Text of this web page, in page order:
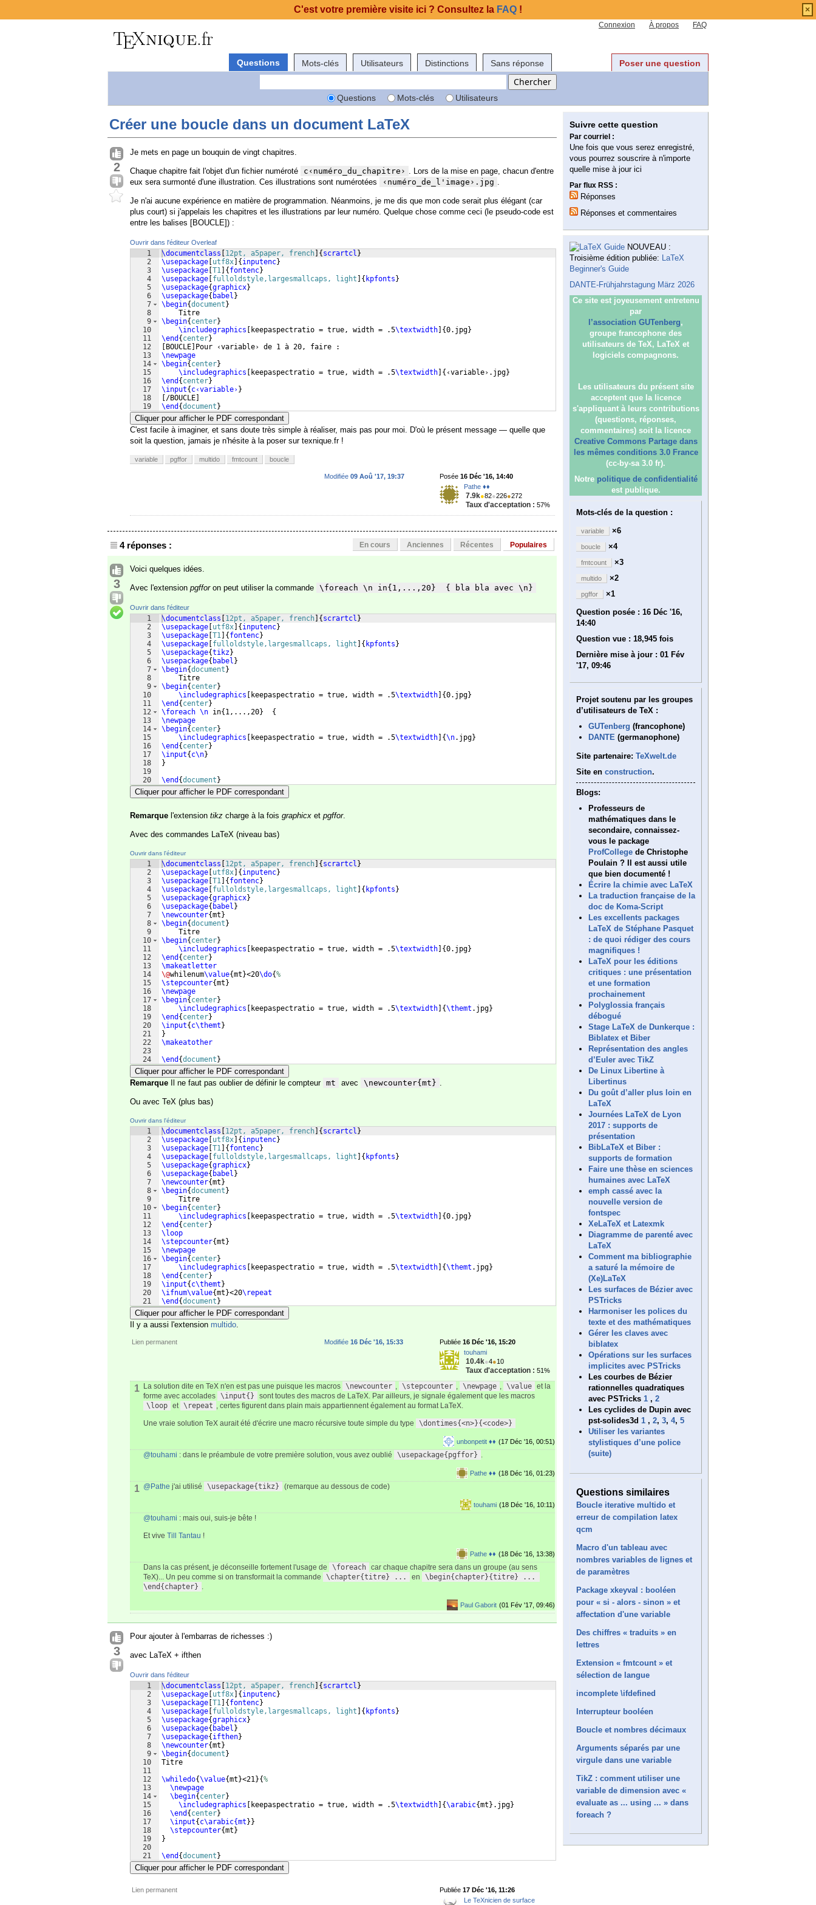
Connexion À propos FAQ
Questions Mots-clés Utilisateurs Distinctions Sans réponse Poser une question
Questions Mots-clés Utilisateurs
Créer une boucle dans un document LaTeX
2
Je mets en page un bouquin de vingt chapitres.
Chaque chapitre fait l'objet d'un fichier numéroté c‹numéro_du_chapitre› . Lors de la mise en page, chacun d'entre
eux sera surmonté d'une illustration. Ces illustrations sont numérotées
‹numéro_de_l'image›.jpg .
Je n'ai aucune expérience en matière de programmation. Néanmoins, je me dis que mon code serait plus élégant (car
plus court) si j'appelais les chapitres et les illustrations par leur numéro. Quelque chose comme ceci (le pseudo-code est
entre les balises [BOUCLE]) :
Ouvrir dans l'éditeur Overleaf
1
2
3
4
5
6
7
8
9
10
11
12
13
14
15
16
17
18
19
\documentclass 12pt, a5paper, french { scrartcl }
\usepackage utf8x { inputenc}
\usepackage T1 { fontenc}
\usepackage fulloldstyle,largesmallcaps, light { kpfonts }
\usepackage{graphicx}
\usepackage{ babel }
\begin{document }
    Titre
\begin{ center}
\includegraphics
keepaspectratio = true, width = .5\textwidth {0.jpg}
\end { center}
BOUCLE
Pour ‹variable› de 1 à 20, faire :
\newpage
\begin{ center}
\includegraphics
keepaspectratio = true, width = .5\textwidth { ‹variable›.jpg}
\end { center}
\input{ c‹variable› }
/BOUCLE
\end {document }
Cliquer pour afficher le PDF correspondant
C'est facile à imaginer, et sans doute très simple à réaliser, mais pas pour moi. D'où le présent message — quelle que
soit la question, jamais je n'hésite à la poser sur texnique.fr !
variable pgffor multido fmtcount boucle
Posée 16 Déc '16, 14:40
Pathe ♦♦
7.9k●82●226●272
Taux d'acceptation : 57%
Modifiée 09 Aoû '17, 19:37
4 réponses : En cours Anciennes Récentes Populaires
3
Voici quelques idées.
Avec l'extension pgfforon peut utiliser la commande \foreach \n in{1,...,20}  { bla bla avec \n}
Ouvrir dans l'éditeur
1
2
3
4
5
6
7
8
9
10
11
12
13
14
15
16
17
18
19
20
\documentclass 12pt, a5paper, french { scrartcl }
\usepackage utf8x { inputenc}
\usepackage T1 { fontenc}
\usepackage fulloldstyle,largesmallcaps, light { kpfonts }
\usepackage{tikz}
\usepackage{ babel }
\begin{document }
    Titre
\begin{ center}
\includegraphics
keepaspectratio = true, width = .5\textwidth {0.jpg}
\end { center}
\foreach \n in{ 1,...,20}
{
\newpage
\begin{ center}
\includegraphics
keepaspectratio = true, width = .5\textwidth {\n.jpg}
\end { center}
\input{ c\n}
}
\end {document }
Cliquer pour afficher le PDF correspondant
Remarque l'extension tikz charge à la fois graphicx et pgffor.
Avec des commandes LaTeX (niveau bas)
Ouvrir dans l'éditeur
1
2
3
4
5
6
7
8
9
10
11
12
13
14
15
16
17
18
19
20
21
22
23
24
\documentclass 12pt, a5paper, french { scrartcl }
\usepackage utf8x { inputenc}
\usepackage T1 { fontenc}
\usepackage fulloldstyle,largesmallcaps, light { kpfonts }
\usepackage{graphicx}
\usepackage{ babel }
\newcounter{mt }
\begin{document }
    Titre
\begin{ center}
\includegraphics
keepaspectratio = true, width = .5\textwidth {0.jpg}
\end { center}
\makeatletter
\@whilenum\value{mt }<20\do{%
\stepcounter{mt }
\newpage
\begin{ center}
\includegraphics
keepaspectratio = true, width = .5\textwidth {\themt .jpg}
\end { center}
\input{ c\themt }
}
\makeatother
\end {document }
Cliquer pour afficher le PDF correspondant
Remarque Il ne faut pas oublier de définir le compteur mt avec \newcounter{mt} .
Ou avec TeX (plus bas)
Ouvrir dans l'éditeur
1
2
3
4
5
6
7
8
9
10
11
12
13
14
15
16
17
18
19
20
21
\documentclass 12pt, a5paper, french { scrartcl }
\usepackage utf8x { inputenc}
\usepackage T1 { fontenc}
\usepackage fulloldstyle,largesmallcaps, light { kpfonts }
\usepackage{graphicx}
\usepackage{ babel }
\newcounter{mt }
\begin{document }
    Titre
\begin{ center}
\includegraphics
keepaspectratio = true, width = .5\textwidth {0.jpg}
\end { center}
\loop
\stepcounter{mt }
\newpage
\begin{ center}
\includegraphics
keepaspectratio = true, width = .5\textwidth {\themt .jpg}
\end { center}
\input{ c\themt }
\ifnum\value{mt }<20\repeat
\end {document }
Cliquer pour afficher le PDF correspondant
Il y a aussi l'extension multido.
Lien permanent Publiée 16 Déc '16, 15:20
touhami
10.4k●4●10
Taux d'acceptation : 51%
Modifiée 16 Déc '16, 15:33
1 La solution dite en TeX n'en est pas une puisque les macros \newcounter , \stepcounter , \newpage , \value et la
forme avec accolades \input{}
sont toutes des macros de LaTeX. Par ailleurs, je signale également que les macros
\loop et \repeat , certes figurent dans plain mais appartiennent également au format LaTeX.
Une vraie solution TeX aurait été d'écrire une macro récursive toute simple du type \dontimes{<n>}{<code>}
(17 Déc '16, 00:51)
unbonpetit ♦♦
@touhami : dans le préambule de votre première solution, vous avez oublié \usepackage{pgffor} .
(18 Déc '16, 01:23)
Pathe ♦♦
1 @Pathe j'ai utilisé \usepackage{tikz} (remarque au dessous de code)
(18 Déc '16, 10:11)
touhami
@touhami : mais oui, suis-je bête !
Et vive Till Tantau !
(18 Déc '16, 13:38)
Pathe ♦♦
Dans la cas présent, je déconseille fortement l'usage de \foreach car chaque chapitre sera dans un groupe (au sens
TeX)... Un peu comme si on transformait la commande
\chapter{titre} ... en
\begin{chapter}{titre} ...
\end{chapter} .
(01 Fév '17, 09:46)
Paul Gaborit
3
Pour ajouter à l'embarras de richesses :)
avec LaTeX + ifthen
Ouvrir dans l'éditeur
1
2
3
4
5
6
7
8
9
10
11
12
13
14
15
16
17
18
19
20
21
\documentclass 12pt, a5paper, french { scrartcl }
\usepackage utf8x { inputenc}
\usepackage T1 { fontenc}
\usepackage fulloldstyle,largesmallcaps, light { kpfonts }
\usepackage{graphicx}
\usepackage{ babel }
\usepackage{ ifthen}
\newcounter{mt }
\begin{document }
Titre
\whiledo{\value{mt }<21}{%
\newpage
\begin{ center}
\includegraphics
keepaspectratio = true, width = .5\textwidth {\arabic{mt } .jpg}
\end { center}
\input{ c\arabic{mt } }
\stepcounter{mt }
}
\end {document }
Cliquer pour afficher le PDF correspondant
Lien permanent Publiée 17 Déc '16, 11:26
Le TeXnicien de surface
Suivre cette question
Par courriel :
Une fois que vous serez enregistré,
vous pourrez souscrire à n'importe
quelle mise à jour ici
Par flux RSS :
Réponses
Réponses et commentaires
NOUVEAU :
Troisième édition publiée: LaTeX
Beginner's Guide
DANTE-Frühjahrstagung März 2026
Ce site est joyeusement entretenu
par
l’association GUTenberg,
groupe francophone des
utilisateurs de TeX, LaTeX et
logiciels compagnons.
Les utilisateurs du présent site
acceptent que la licence
s'appliquant à leurs contributions
(questions, réponses,
commentaires) soit la licence
Creative Commons Partage dans
les mêmes conditions 3.0 France
(cc-by-sa 3.0 fr).
Notre politique de confidentialité
est publique.
Mots-clés de la question :
variable ×6
boucle ×4
fmtcount ×3
multido ×2
pgffor
×1
Question posée : 16 Déc '16,
14:40
Question vue : 18,945 fois
Dernière mise à jour : 01 Fév
'17, 09:46
Projet soutenu par les groupes
d’utilisateurs de TeX :
GUTenberg (francophone)
DANTE (germanophone)
Site partenaire: TeXwelt.de
Site en construction.
Blogs:
Professeurs de
mathématiques dans le
secondaire, connaissez-
vous le package
ProfCollege de Christophe
Poulain ? Il est aussi utile
que bien documenté !
Écrire la chimie avec LaTeX
La traduction française de la
doc de Koma-Script
Les excellents packages
LaTeX de Stéphane Pasquet
: de quoi rédiger des cours
magnifiques !
LaTeX pour les éditions
critiques : une présentation
et une formation
prochainement
Polyglossia français
débogué
Stage LaTeX de Dunkerque :
Biblatex et Biber
Représentation des angles
d’Euler avec TikZ
De Linux Libertine à
Libertinus
Du goût d’aller plus loin en
LaTeX
Journées LaTeX de Lyon
2017 : supports de
présentation
BibLaTeX et Biber :
supports de formation
Faire une thèse en sciences
humaines avec LaTeX
emph cassé avec la
nouvelle version de
fontspec
XeLaTeX et Latexmk
Diagramme de parenté avec
LaTeX
Comment ma bibliographie
a saturé la mémoire de
(Xe)LaTeX
Les surfaces de Bézier avec
PSTricks
Harmoniser les polices du
texte et des mathématiques
Gérer les claves avec
biblatex
Opérations sur les surfaces
implicites avec PSTricks
Les courbes de Bézier
rationnelles quadratiques
avec PSTricks 1 , 2
Les cyclides de Dupin avec
pst-solides3d 1 , 2, 3, 4, 5
Utiliser les variantes
stylistiques d’une police
(suite)
Questions similaires
Boucle iterative multido et
erreur de compilation latex
qcm
Macro d'un tableau avec
nombres variables de lignes et
de paramètres
Package xkeyval : booléen
pour « si - alors - sinon » et
affectation d'une variable
Des chiffres « traduits » en
lettres
Extension « fmtcount » et
sélection de langue
incomplete \ifdefined
Interrupteur booléen
Boucle et nombres décimaux
Arguments séparés par une
virgule dans une variable
TikZ : comment utiliser une
variable de dimension avec «
evaluate as ... using ... » dans
foreach ?
C'est votre première visite ici ? Consultez la FAQ ! ×